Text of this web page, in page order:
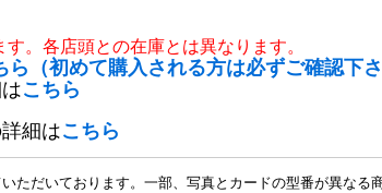
。各店頭との在庫とは異なります。
（初めて購入される方は必ずご確認下さ
こちら
細はこちら
ただいております。一部、写真とカードの型番が異なる